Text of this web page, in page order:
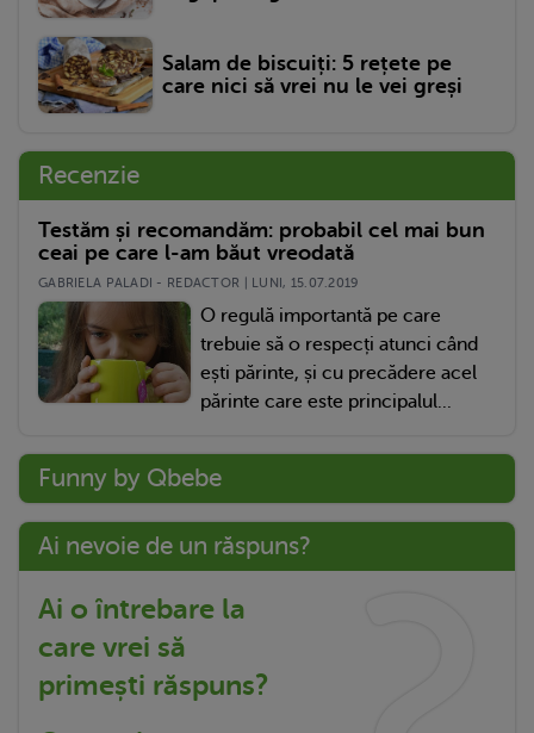
Salam de biscuiți: 5 rețete pe
care nici să vrei nu le vei greși
Recenzie
Testăm și recomandăm: probabil cel mai bun
ceai pe care l-am băut vreodată
GABRIELA PALADI - REDACTOR | LUNI, 15.07.2019
O regulă importantă pe care
trebuie să o respecți atunci când
ești părinte, și cu precădere acel
părinte care este principalul...
Funny by Qbebe
Ai nevoie de un răspuns?
Ai o întrebare la
care vrei să
primești răspuns?